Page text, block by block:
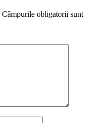
Câmpurile obligatorii sunt